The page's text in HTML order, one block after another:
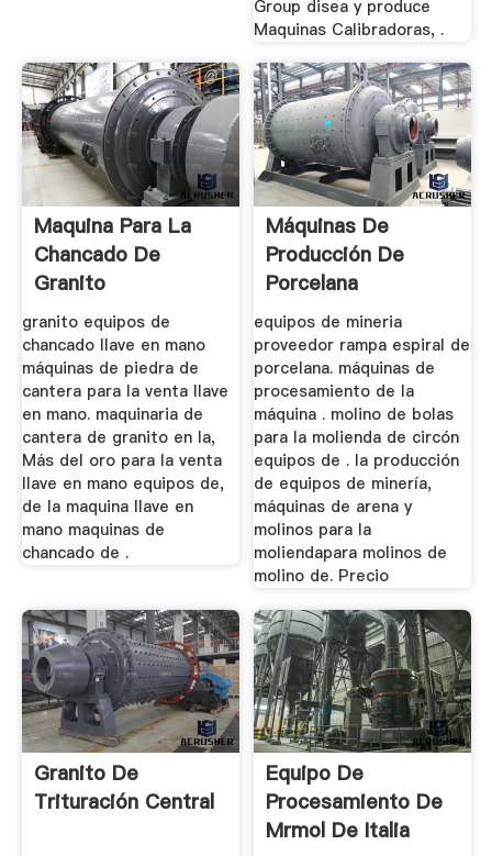
Group disea y produce
Maquinas Calibradoras, .
Maquina Para La
Chancado De
Granito
granito equipos de
chancado llave en mano
máquinas de piedra de
cantera para la venta llave
en mano. maquinaria de
cantera de granito en la,
Más del oro para la venta
llave en mano equipos de,
de la maquina llave en
mano maquinas de
chancado de .
Máquinas De
Producción De
Porcelana
equipos de mineria
proveedor rampa espiral de
porcelana. máquinas de
procesamiento de la
máquina . molino de bolas
para la molienda de circón
equipos de . la producción
de equipos de minería,
máquinas de arena y
molinos para la
moliendapara molinos de
molino de. Precio
Granito De
Trituración Central
Equipo De
Procesamiento De
Mrmol De Italia